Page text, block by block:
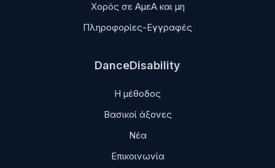
Χορός σε ΑμεΑ και μη
Πληροφορίες-Εγγραφές
DanceDisability
Η μέθοδος
Βασικοί άξονες
Νέα
Επικοινωνία